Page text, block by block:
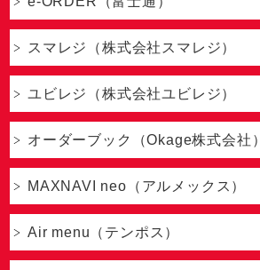
スマレジ（株式会社スマレジ）
ユビレジ（株式会社ユビレジ）
オーダーブック（Okage株式会社）
MAXNAVI neo（アルメックス）
Air menu（テンポス）